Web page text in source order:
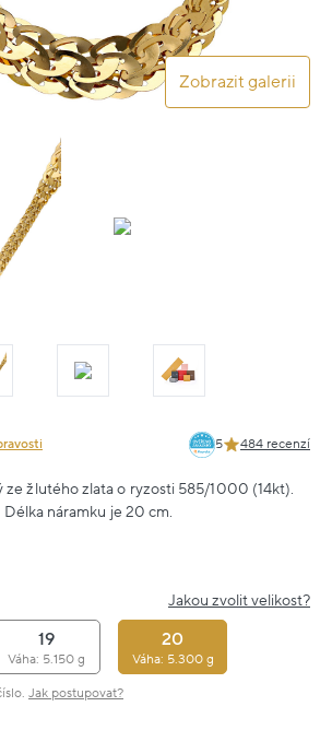
Zobrazit galerii
5 484 recenzí
ze žlutého zlata o ryzosti 585/1000 (14kt).
Délka náramku je 20 cm.
Jakou zvolit velikost?
19
Váha: 5.150 g
20
Váha: 5.300 g
Jak postupovat?